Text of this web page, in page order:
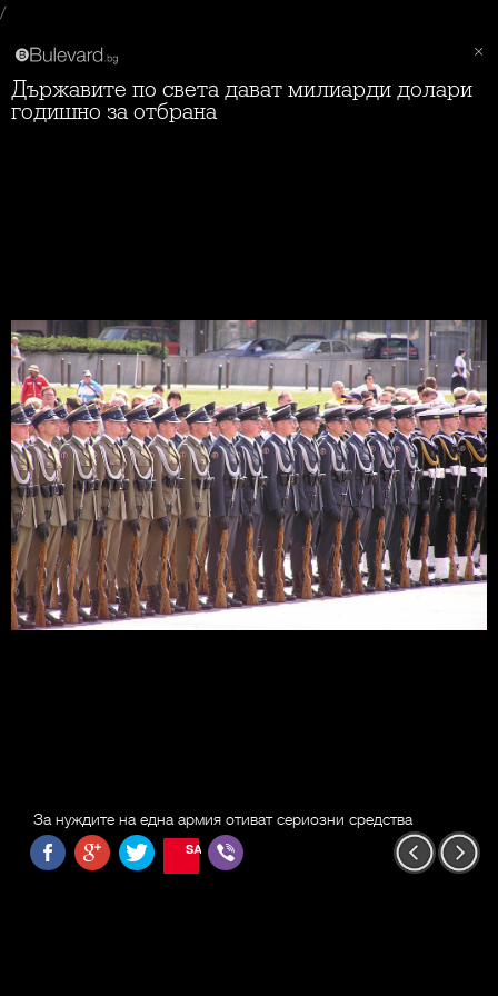
/
Държавите по света дават милиарди долари
годишно за отбрана
За нуждите на една армия отиват сериозни средства
SAVE